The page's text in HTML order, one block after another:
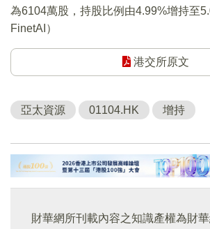
為6104萬股，持股比例由4.99%增持至
FinetAI）
港交所原文
亞太資源 01104.HK 增持
財華網所刊載內容之知識產權為財